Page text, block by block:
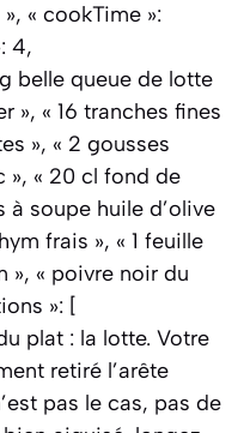
« cookTime »:
4,
belle queue de lotte
», « 16 tranches fines
», « 2 gousses
», « 20 cl fond de
à soupe huile d’olive
frais », « 1 feuille
», « poivre noir du
»: [
plat : la lotte. Votre
retiré l’arête
pas le cas, pas de